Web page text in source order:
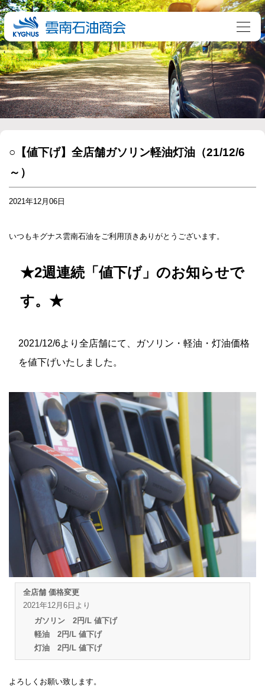
○【値下げ】全店舗ガソリン軽油灯油（21/12/6
～）
2021年12月06日
いつもキグナス雲南石油をご利用頂きありがとうございます。
★2週連続「値下げ」のお知らせで
す。★
2021/12/6より全店舗にて、ガソリン・軽油・灯油価格
を値下げいたしました。
全店舗 価格変更
2021年12月6日より
ガソリン 2円/L 値下げ
軽油 2円/L 値下げ
灯油 2円/L 値下げ
よろしくお願い致します。